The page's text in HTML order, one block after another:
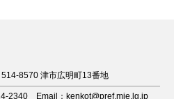
514-8570 津市広明町13番地
2340 Email：kenkot@pref.mie.lg.jp